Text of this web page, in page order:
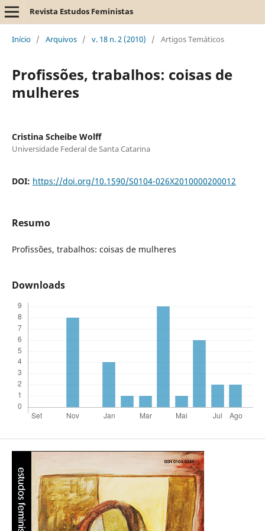
Revista Estudos Feministas
Início / Arquivos / v. 18 n. 2 (2010) / Artigos Temáticos
Profissões, trabalhos: coisas de
mulheres
Cristina Scheibe Wolff
Universidade Federal de Santa Catarina
DOI: https://doi.org/10.1590/S0104-026X2010000200012
Resumo
Profissões, trabalhos: coisas de mulheres
Downloads